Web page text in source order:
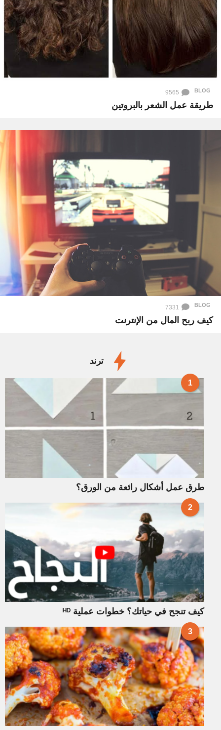
BLOG
9565
طريقة عمل الشعر بالبروتين
BLOG
7331
كيف ربح المال من الإنترنت
ترند
1
طرق عمل أشكال رائعة من الورق؟
2
كيف تنجح في حياتك؟ خطوات عملية ᴴᴰ
3